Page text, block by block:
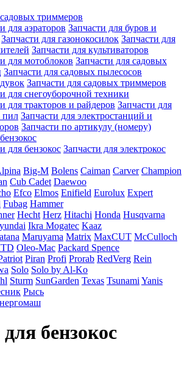
триммеров
для аэраторов Запчасти для буров и
Запчасти для газонокосилок Запчасти для
Запчасти для культиваторов
для мотоблоков Запчасти для садовых
Запчасти для садовых пылесосов
Запчасти для садовых триммеров
для снегоуборочной техники
для тракторов и райдеров Запчасти для
пил Запчасти для электростанций и
Запчасти по артикулу (номеру)
для бензокос Запчасти для электрокос
Big-M Bolens Caiman Carver Champion
Cub Cadet Daewoo
Efco Elmos Enifield Eurolux Expert
Fubag Hammer
Hecht Herz Hitachi Honda Husqvarna
Ikra Mogatec Kaaz
Maruyama Matrix MaxCUT McCulloch
Oleo-Mac Packard Spence
Piran Profi Prorab RedVerg Rein
Solo Solo by Al-Ko
Sturm SunGarden Texas Tsunami Yanis
Рысь
бензокос